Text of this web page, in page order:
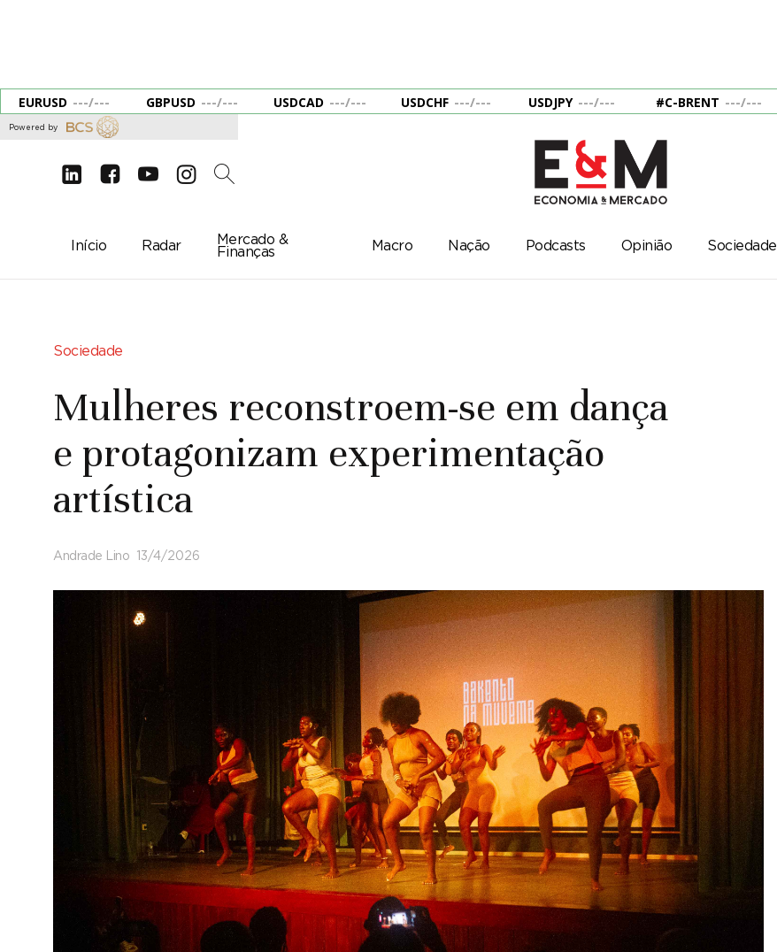
EURUSD ---/--- GBPUSD ---/--- USDCAD ---/--- USDCHF ---/--- USDJPY ---/--- #C-BRENT ---/---
Powered by
d e g c 2
Início Radar
Mercado &
Finanças
Macro Nação Podcasts Opinião Sociedade
Sociedade
Mulheres reconstroem-se em dança
e protagonizam experimentação
artística
Andrade Lino 13/4/2026